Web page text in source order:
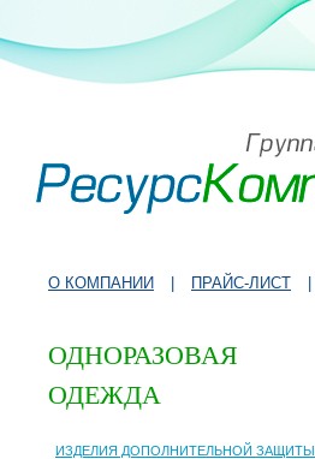
О КОМПАНИИ ПРАЙС-ЛИСТ
ОДНОРАЗОВАЯ
ОДЕЖДА
ИЗДЕЛИЯ ДОПОЛНИТЕЛЬНОЙ ЗАЩИТЫ